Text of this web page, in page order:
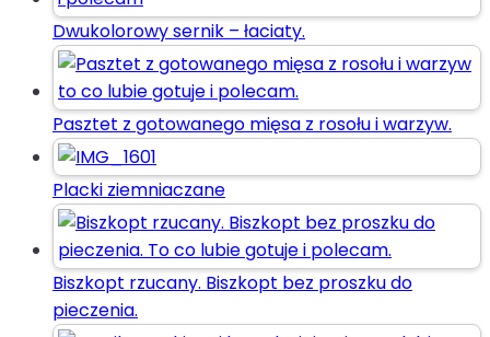
Dwukolorowy sernik – łaciaty.
Pasztet z gotowanego mięsa z rosołu i warzyw.
Placki ziemniaczane
Biszkopt rzucany. Biszkopt bez proszku do
pieczenia.